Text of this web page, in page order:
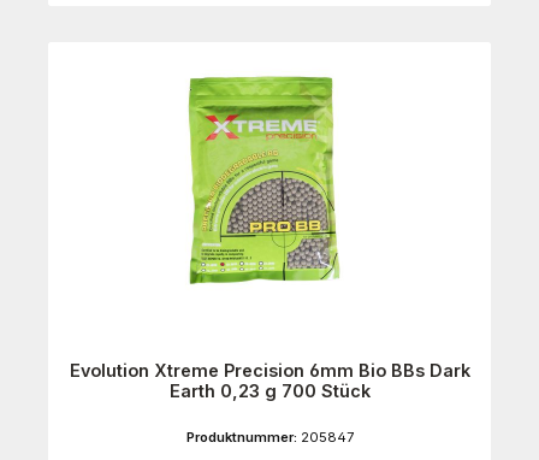
Evolution Xtreme Precision 6mm Bio BBs Dark
Earth 0,23 g 700 Stück
Produktnummer: 205847